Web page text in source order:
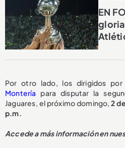
EN
Por otro lado, los dirigidos por
Montería para disputar la
Jaguares, el próximo domingo, 2
p.m.
Accede a más información en